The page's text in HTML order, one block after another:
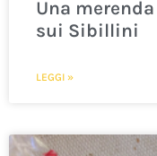
Una
sui Sibillini
LEGGI »